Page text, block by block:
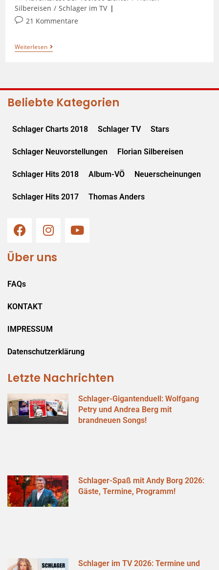
Silbereisen / Schlager im TV
21 Kommentare
Weiterlesen
Beliebte Kategorien
Schlager Charts 2018 Schlager TV Stars
Schlager Neuvorstellungen Florian Silbereisen
Schlager Hits 2018 Album-VÖ Neuerscheinungen
Schlager Hits 2017 Thomas Anders
Über uns
FAQs
KONTAKT
IMPRESSUM
Datenschutzerklärung
Letzte Nachrichten
Schlager-Gigantenduell: Wolfgang
Petry und Andrea Berg mit
brandneuen Songs!
Schlager-Spaß mit Andy Borg 2026:
Gäste, Termine, Programm!
Schlager im TV 2026: Termine und